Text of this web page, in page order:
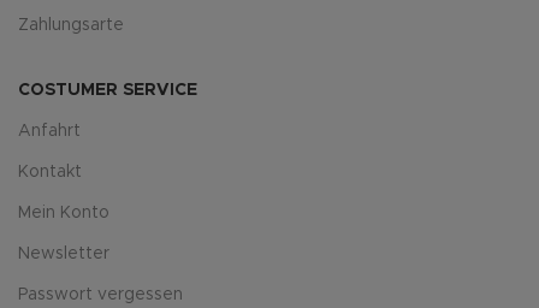
Zahlungsarte
COSTUMER SERVICE
Anfahrt
Kontakt
Mein Konto
Newsletter
Passwort vergessen